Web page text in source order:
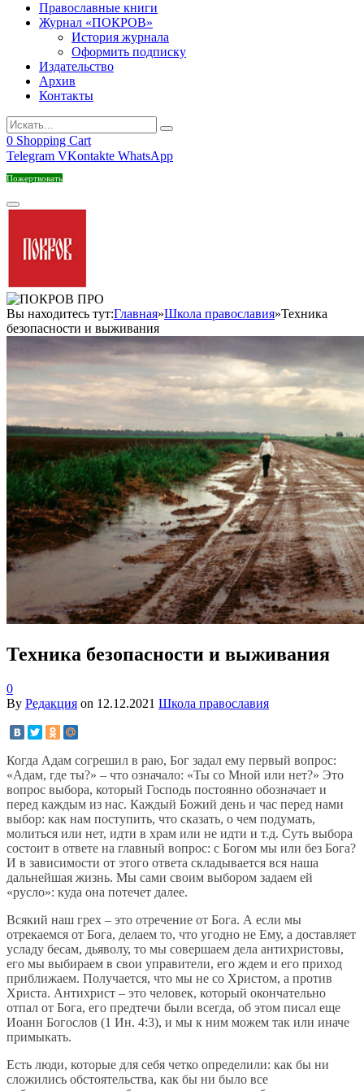
Православные книги
Журнал «ПОКРОВ»
История журнала
Оформить подписку
Издательство
Архив
Контакты
0 Shopping Cart
Telegram VKontakte WhatsApp
Пожертвовать
Вы находитесь тут:Главная»Школа православия»Техника
безопасности и выживания
Техника безопасности и выживания
0
By Редакция on 12.12.2021 Школа православия
Когда Адам согрешил в раю, Бог задал ему первый вопрос:
«Адам, где ты?» – что означало: «Ты со Мной или нет?» Это
вопрос выбора, который Господь постоянно обозначает и
перед каждым из нас. Каждый Божий день и час перед нами
выбор: как нам поступить, что сказать, о чем подумать,
молиться или нет, идти в храм или не идти и т.д. Суть выбора
состоит в ответе на главный вопрос: с Богом мы или без Бога?
И в зависимости от этого ответа складывается вся наша
дальнейшая жизнь. Мы сами своим выбором задаем ей
«русло»: куда она потечет далее.
Всякий наш грех – это отречение от Бога. А если мы
отрекаемся от Бога, делаем то, что угодно не Ему, а доставляет
усладу бесам, дьяволу, то мы совершаем дела антихристовы,
его мы выбираем в свои управители, его ждем и его приход
приближаем. Получается, что мы не со Христом, а против
Христа. Антихрист – это человек, который окончательно
отпал от Бога, его предтечи были всегда, об этом писал еще
Иоанн Богослов (1 Ин. 4:3), и мы к ним можем так или иначе
примыкать.
Есть люди, которые для себя четко определили: как бы ни
сложились обстоятельства, как бы ни было все